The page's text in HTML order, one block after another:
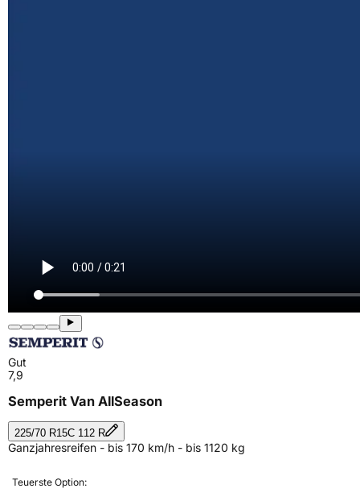
Gut
7,9
Semperit Van AllSeason
225/70 R15C 112 R
Ganzjahresreifen - bis 170 km/h - bis 1120 kg
Teuerste Option: